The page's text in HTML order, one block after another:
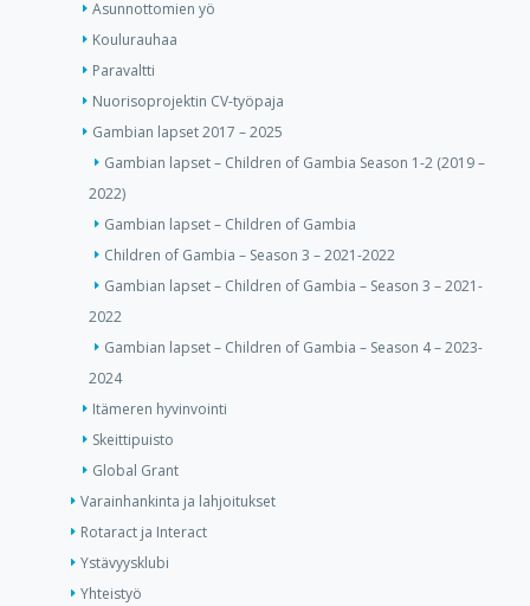
Asunnottomien yö
Koulurauhaa
Paravaltti
Nuorisoprojektin CV-työpaja
Gambian lapset 2017 – 2025
Gambian lapset – Children of Gambia Season 1-2 (2019 –
2022)
Gambian lapset – Children of Gambia
Children of Gambia – Season 3 – 2021-2022
Gambian lapset – Children of Gambia – Season 3 – 2021-
2022
Gambian lapset – Children of Gambia – Season 4 – 2023-
2024
Itämeren hyvinvointi
Skeittipuisto
Global Grant
Varainhankinta ja lahjoitukset
Rotaract ja Interact
Ystävyysklubi
Yhteistyö